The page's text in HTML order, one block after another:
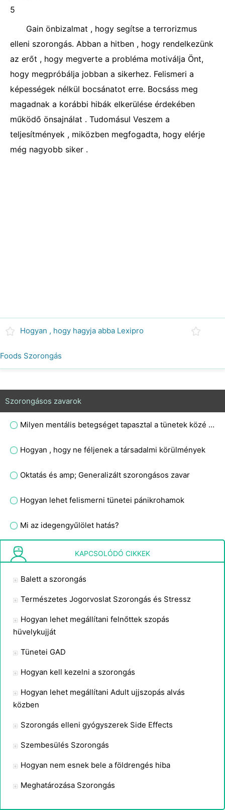
5
Gain önbizalmat , hogy segítse a terrorizmus
elleni szorongás. Abban a hitben , hogy rendelkezünk
az erőt , hogy megverte a probléma motiválja Önt,
hogy megpróbálja jobban a sikerhez. Felismeri a
képességek nélkül bocsánatot erre. Bocsáss meg
magadnak a korábbi hibák elkerülése érdekében
működő önsajnálat . Tudomásul Veszem a
teljesítmények , miközben megfogadta, hogy elérje
még nagyobb siker .
Hogyan , hogy hagyja abba Lexipro
Foods Szorongás
Szorongásos zavarok
Milyen mentális betegséget tapasztal a tünetek közé tartozik a fejfájás fáradtság szédülés hányinger hallás és látás, hogy ott váratlan sírás?
Hogyan , hogy ne féljenek a társadalmi körülmények
Oktatás és amp; Generalizált szorongásos zavar
Hogyan lehet felismerni tünetei pánikrohamok
Mi az idegengyűlölet hatás?
Meghatározása Szorongás
KAPCSOLÓDÓ CIKKEK
Balett a szorongás
Természetes Jogorvoslat Szorongás és Stressz
Hogyan lehet megállítani felnőttek szopás
hüvelykujját
Tünetei GAD
Hogyan kell kezelni a szorongás
Hogyan lehet megállítani Adult ujjszopás alvás
közben
Szorongás elleni gyógyszerek Side Effects
Szembesülés Szorongás
Hogyan nem esnek bele a földrengés hiba
Meghatározása Szorongás